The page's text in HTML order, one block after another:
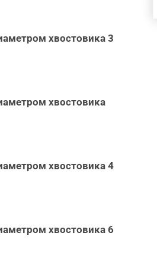
хвостовика 3
хвостовика
хвостовика 4
хвостовика 6